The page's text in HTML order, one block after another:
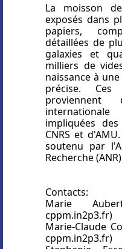
La moisson
exposés dans
papiers,
détaillées de
galaxies et
milliers de
naissance à
précise. Ces
proviennent
impliquées
CNRS et
soutenu par
Recherche
Contacts:
Marie
cppm.in2p3.fr)
Marie-Claude
cppm.in2p3.fr)